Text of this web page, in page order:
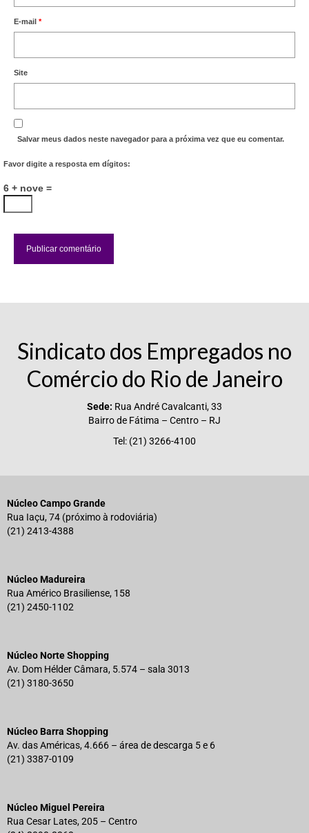
Links Úteis
E-mail *
Site
Salvar meus dados neste navegador para a próxima vez que eu comentar.
Favor digite a resposta em dígitos:
6 + nove =
Sindicato dos Empregados no
Comércio do Rio de Janeiro
Sede: Rua André Cavalcanti, 33
Bairro de Fátima – Centro – RJ
Tel: (21) 3266-4100
Núcleo Campo Grande
Rua Iaçu, 74 (próximo à rodoviária)
(21) 2413-4388
Núcleo Madureira
Rua Américo Brasiliense, 158
(21) 2450-1102
Núcleo Norte Shopping
Av. Dom Hélder Câmara, 5.574 – sala 3013
(21) 3180-3650
Núcleo Barra Shopping
Av. das Américas, 4.666 – área de descarga 5 e 6
(21) 3387-0109
Núcleo Miguel Pereira
Rua Cesar Lates, 205 – Centro